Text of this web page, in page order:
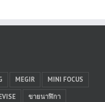
MEGIR
MINI FOCUS
ขายนาฬิกา